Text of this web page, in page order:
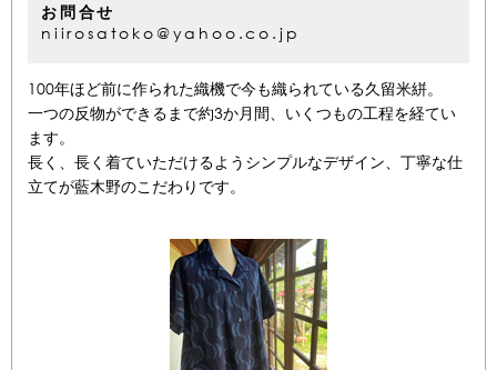
お問合せ
niirosatoko@yahoo.co.jp
100年ほど前に作られた織機で今も織られている久留米絣。
一つの反物ができるまで約3か月間、いくつもの工程を経てい
ます。
長く、長く着ていただけるようシンプルなデザイン、丁寧な仕
立てが藍木野のこだわりです。